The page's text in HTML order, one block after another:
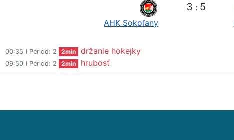
AHK Sokoľany
3 : 5
00:35 I Period: 2 2min držanie hokejky
09:50 I Period: 2 2min hrubosť